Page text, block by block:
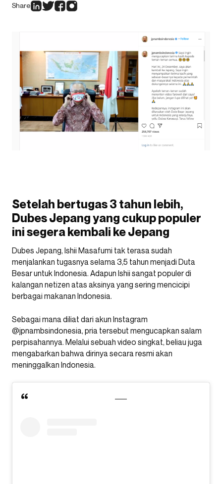
Share
Setelah bertugas 3 tahun lebih,
Dubes Jepang yang cukup populer
ini segera kembali ke Jepang
Dubes Jepang, Ishii Masafumi tak terasa sudah
menjalankan tugasnya selama 3,5 tahun menjadi Duta
Besar untuk Indonesia. Adapun Ishii sangat populer di
kalangan netizen atas aksinya yang sering mencicipi
berbagai makanan Indonesia.
Sebagai mana diliat dari akun Instagram
@jpnambsindonesia, pria tersebut mengucapkan salam
perpisahannya. Melalui sebuah video singkat, beliau juga
mengabarkan bahwa dirinya secara resmi akan
meninggalkan Indonesia.